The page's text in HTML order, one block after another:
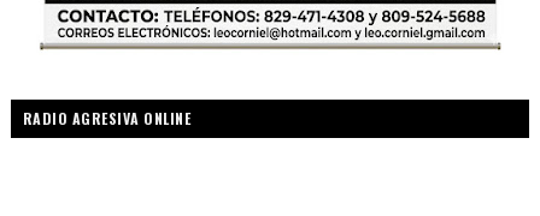
RADIO AGRESIVA ONLINE